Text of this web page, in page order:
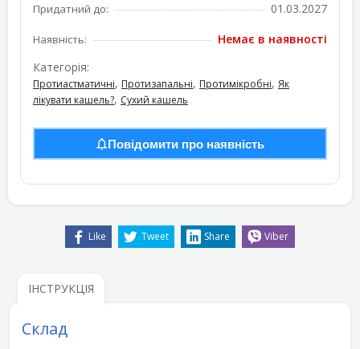
Придатний до: 01.03.2027
Наявність:
Немає в наявності
Категорія:
Протиастматичні, Протизапальні, Протимікробні, Як
лікувати кашель?, Сухий кашель
Повідомити про наявність
Like Tweet Share Viber
ІНСТРУКЦІЯ
Склад